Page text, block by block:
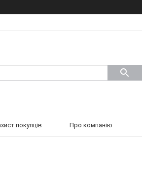
покупців Про компанію